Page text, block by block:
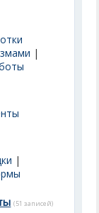
|
|
(51 записей)